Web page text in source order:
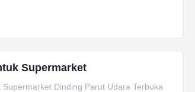
Supermarket
Dinding Parut Udara Terbuka